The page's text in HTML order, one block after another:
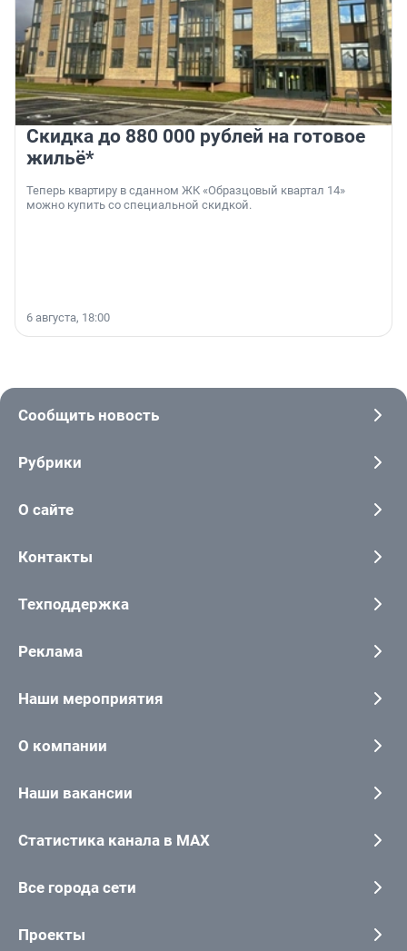
Скидка до 880 000 рублей на готовое
жильё*
Теперь квартиру в сданном ЖК «Образцовый квартал 14»
можно купить со специальной скидкой.
6 августа, 18:00
Сообщить новость
Рубрики
О сайте
Контакты
Техподдержка
Реклама
Наши мероприятия
О компании
Наши вакансии
Статистика канала в MAX
Все города сети
Проекты